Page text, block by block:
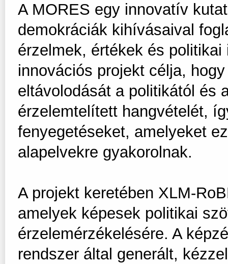
A MORES egy innovatív
demokráciák kihívásaival
érzelmek, értékek és
innovációs projekt célja,
eltávolodását a politikától és
érzelemtelített hangvételét,
fenyegetéseket, amelyeket
alapelvekre gyakorolnak.
A projekt keretében XLM-
amelyek képesek politikai
érzelemérzékelésére. A
rendszer által generált,